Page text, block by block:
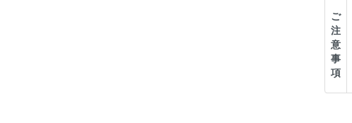
ご
注
意
事
項